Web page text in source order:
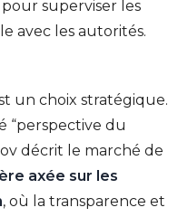
superviser les
avec les autorités.
un choix stratégique.
“perspective du
décrit le marché de
ère axée sur les
, où la transparence et